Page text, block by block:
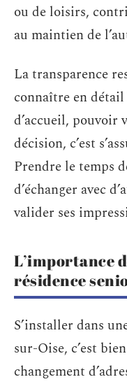
ou de loisirs,
au maintien de
La transparence
connaître en
d’accueil, pouvoir
décision, c’est
Prendre le temps
d’échanger avec
valider ses
L’importance
résidence
S’installer dans
sur-Oise, c’est
changement